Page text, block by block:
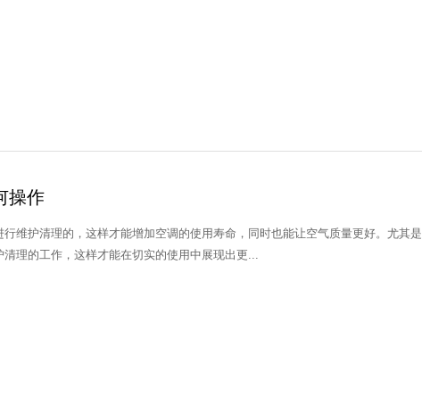
操作
维护清理的，这样才能增加空调的使用寿命，同时也能让空气质量更好。尤其
理的工作，这样才能在切实的使用中展现出更...